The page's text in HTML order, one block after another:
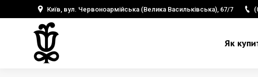
Київ, вул. Червоноармійська (Велика Васильківська), 67/7
Як